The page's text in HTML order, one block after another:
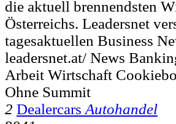
die aktuell brennendsten
Österreichs. Leadersnet
tagesaktuellen Business
leadersnet.at/ News
Arbeit Wirtschaft
Ohne Summit
2 Dealercars Autohandel